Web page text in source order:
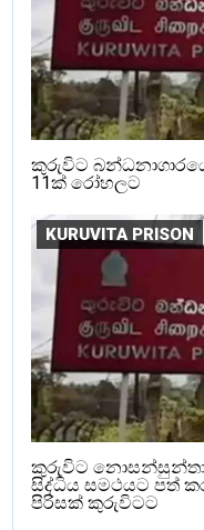
කුරුවිට
11ක් රෝහලට
KURUVITA PRISON
කුරුවිට
සිද්ධිය සමථයට පත්
පිරිසක් කුරුවිටට